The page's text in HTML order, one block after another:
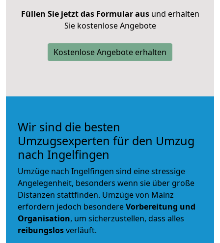
Füllen Sie jetzt das Formular ausund erhalten
Sie kostenlose Angebote
Kostenlose Angebote erhalten
Wir sind die besten
Umzugsexperten für den Umzug
nach Ingelfingen
Umzüge nach Ingelfingen sind eine stressige
Angelegenheit, besonders wenn sie über große
Distanzen stattfinden. Umzüge von Mainz
erfordern jedoch besondereVorbereitung und
Organisation, um sicherzustellen, dass alles
reibungslosverläuft.